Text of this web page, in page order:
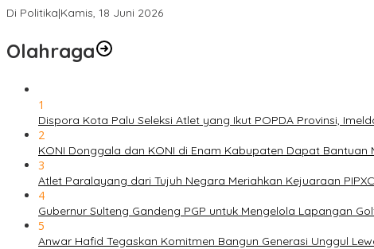
Di Politika|Kamis, 18 Juni 2026
Olahraga
1
Dispora Kota Palu Seleksi Atlet yang Ikut POPDA Provinsi,
2
KONI Donggala dan KONI di Enam Kabupaten Dapat Bantuan
3
Atlet Paralayang dari Tujuh Negara Meriahkan Kejuaraan
4
Gubernur Sulteng Gandeng PGP untuk Mengelola Lapangan
5
Anwar Hafid Tegaskan Komitmen Bangun Generasi Unggul